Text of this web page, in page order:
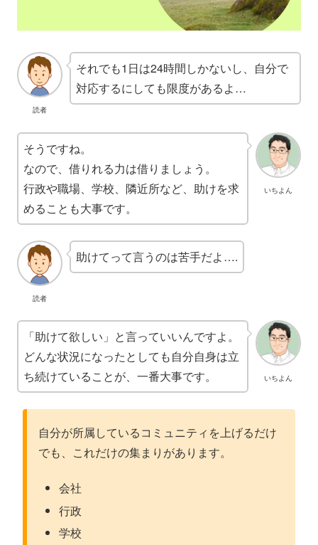
読者
それでも1日は24時間しかないし、自分で
対応するにしても限度があるよ…
いちよん
そうですね。
なので、借りれる力は借りましょう。
行政や職場、学校、隣近所など、助けを求
めることも大事です。
読者
助けてって言うのは苦手だよ….
いちよん
「助けて欲しい」と言っていいんですよ。
どんな状況になったとしても自分自身は立
ち続けていることが、一番大事です。
自分が所属しているコミュニティを上げるだけ
でも、これだけの集まりがあります。
会社
行政
学校